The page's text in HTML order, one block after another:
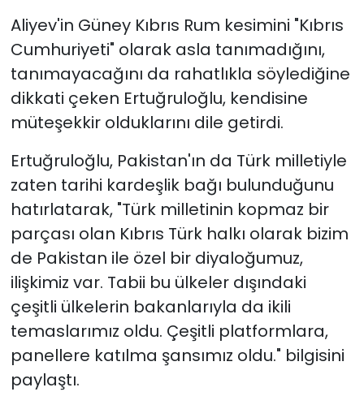
Aliyev'in Güney Kıbrıs Rum kesimini "Kıbrıs
Cumhuriyeti" olarak asla tanımadığını,
tanımayacağını da rahatlıkla söylediğine
dikkati çeken Ertuğruloğlu, kendisine
müteşekkir olduklarını dile getirdi.
Ertuğruloğlu, Pakistan'ın da Türk milletiyle
zaten tarihi kardeşlik bağı bulunduğunu
hatırlatarak, "Türk milletinin kopmaz bir
parçası olan Kıbrıs Türk halkı olarak bizim
de Pakistan ile özel bir diyaloğumuz,
ilişkimiz var. Tabii bu ülkeler dışındaki
çeşitli ülkelerin bakanlarıyla da ikili
temaslarımız oldu. Çeşitli platformlara,
panellere katılma şansımız oldu." bilgisini
paylaştı.